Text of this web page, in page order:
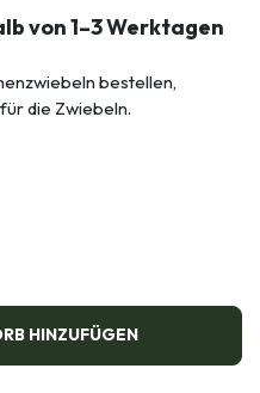
von 1–3 Werktagen
bestellen,
die Zwiebeln.
HINZUFÜGEN